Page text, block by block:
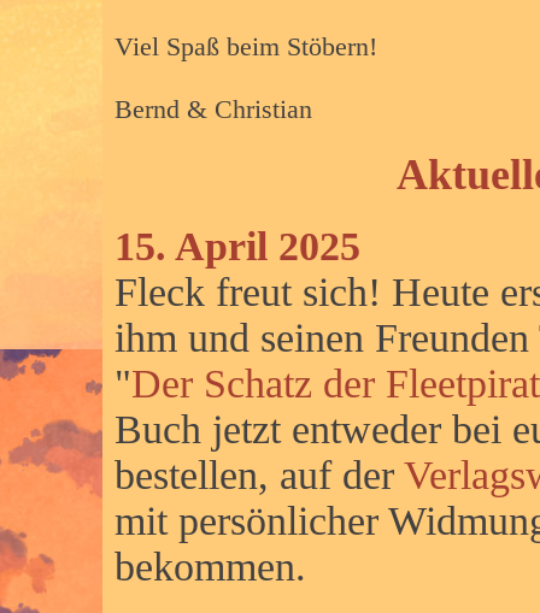
Viel Spaß beim Stöbern!
Bernd & Christian
15. April 2025
Fleck freut sich! Heute
ihm und seinen
"Der Schatz der
Buch jetzt entweder bei
bestellen, auf der
mit persönlicher
bekommen.